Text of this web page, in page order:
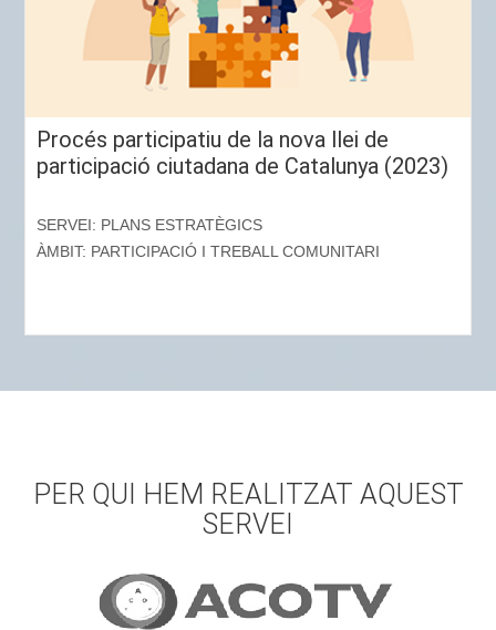
Procés participatiu de la nova llei de
participació ciutadana de Catalunya (2023)
SERVEI: PLANS ESTRATÈGICS
ÀMBIT: PARTICIPACIÓ I TREBALL COMUNITARI
PER QUI HEM REALITZAT AQUEST
SERVEI